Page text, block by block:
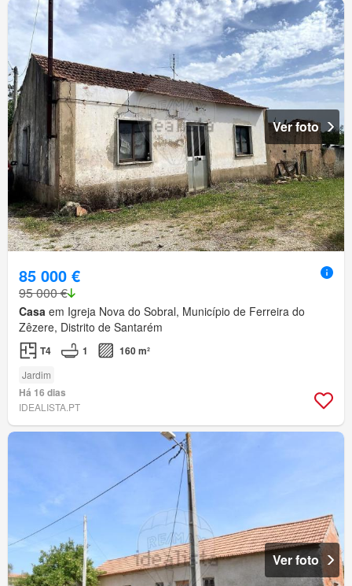
Ver foto
85 000 €
95 000 €
Casa em Igreja Nova do Sobral, Município de Ferreira do
Zêzere, Distrito de Santarém
T4 1 160 m²
Jardim
Há 16 dias
IDEALISTA.PT
Ver foto